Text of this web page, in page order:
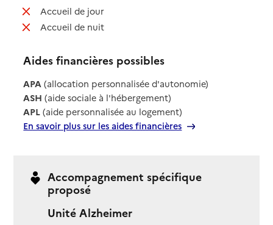
Accueil de jour: non disponible
Accueil de nuit: non disponible
Aides financières possibles
APA (allocation personnalisée d'autonomie)
ASH (aide sociale à l'hébergement)
APL (aide personnalisée au logement)
En savoir plus sur les aides financières
Accompagnement spécifique
proposé
Unité Alzheimer